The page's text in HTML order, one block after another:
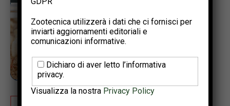
Zootecnica utilizzerà i dati che ci fornisci per
inviarti aggiornamenti editoriali e
comunicazioni informative.
Dichiaro di aver letto l’informativa
privacy.
Visualizza la nostra Privacy Policy